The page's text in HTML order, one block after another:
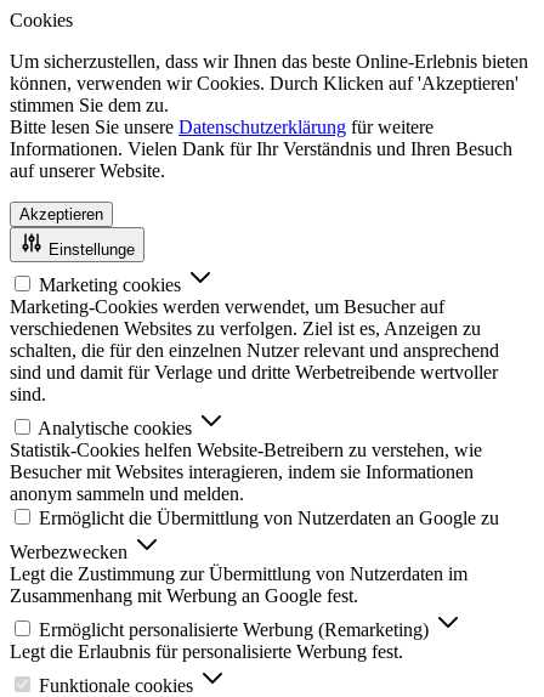
Cookies
Um sicherzustellen, dass wir Ihnen das beste Online-Erlebnis bieten
können, verwenden wir Cookies. Durch Klicken auf 'Akzeptieren'
stimmen Sie dem zu.
Bitte lesen Sie unsere Datenschutzerklärung für weitere
Informationen. Vielen Dank für Ihr Verständnis und Ihren Besuch
auf unserer Website.
Akzeptieren
Einstellunge
Marketing cookies
Marketing-Cookies werden verwendet, um Besucher auf
verschiedenen Websites zu verfolgen. Ziel ist es, Anzeigen zu
schalten, die für den einzelnen Nutzer relevant und ansprechend
sind und damit für Verlage und dritte Werbetreibende wertvoller
sind.
Analytische cookies
Statistik-Cookies helfen Website-Betreibern zu verstehen, wie
Besucher mit Websites interagieren, indem sie Informationen
anonym sammeln und melden.
Ermöglicht die Übermittlung von Nutzerdaten an Google zu
Werbezwecken
Legt die Zustimmung zur Übermittlung von Nutzerdaten im
Zusammenhang mit Werbung an Google fest.
Ermöglicht personalisierte Werbung (Remarketing)
Legt die Erlaubnis für personalisierte Werbung fest.
Funktionale cookies